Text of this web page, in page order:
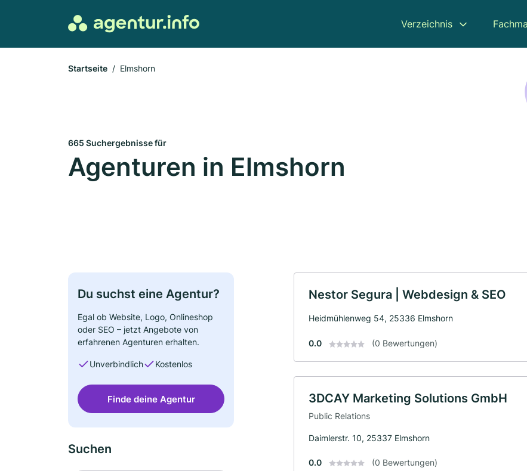
Verzeichnis
Startseite Elmshorn
665 Suchergebnisse für
Agenturen in Elmshorn
Du suchst eine Agentur?
Egal ob Website, Logo, Onlineshop
oder SEO – jetzt Angebote von
erfahrenen Agenturen erhalten.
Unverbindlich Kostenlos
Finde deine Agentur
Suchen
Nestor Segura | Webdesign & SEO
Heidmühlenweg 54, 25336 Elmshorn
0.0 (0 Bewertungen)
3DCAY Marketing Solutions GmbH
Public Relations
Daimlerstr. 10, 25337 Elmshorn
0.0 (0 Bewertungen)